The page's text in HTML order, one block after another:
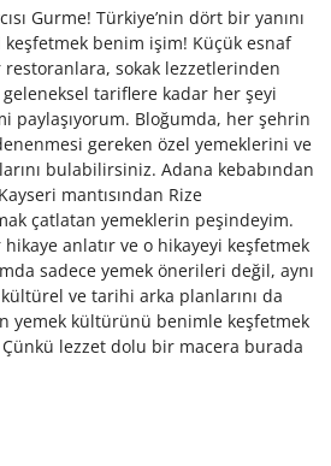
Gurme! Türkiye’nin dört bir yanını
keşfetmek benim işim! Küçük esnaf
sokak lezzetlerinden
tariflere kadar her şeyi
paylaşıyorum. Bloğumda, her şehrin
gereken özel yemeklerini ve
bulabilirsiniz. Adana kebabından
mantısından Rize
çatlatan yemeklerin peşindeyim.
anlatır ve o hikayeyi keşfetmek
sadece yemek önerileri değil, aynı
ve tarihi arka planlarını da
yemek kültürünü benimle keşfetmek
lezzet dolu bir macera burada